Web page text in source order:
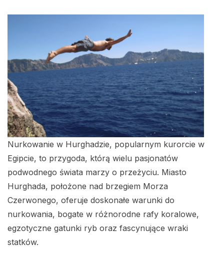
Nurkowanie w Hurghadzie, popularnym kurorcie w
Egipcie, to przygoda, którą wielu pasjonatów
podwodnego świata marzy o przeżyciu. Miasto
Hurghada, położone nad brzegiem Morza
Czerwonego, oferuje doskonałe warunki do
nurkowania, bogate w różnorodne rafy koralowe,
egzotyczne gatunki ryb oraz fascynujące wraki
statków.